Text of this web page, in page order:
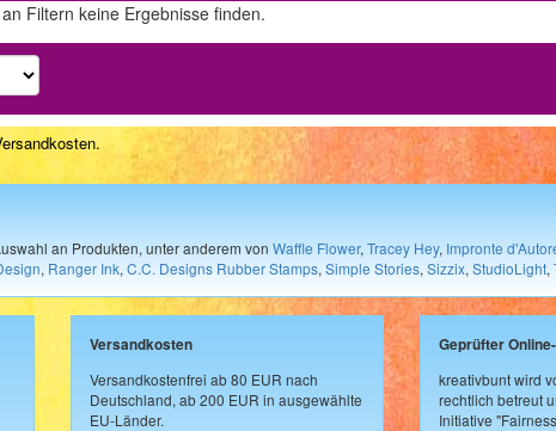
Filtern keine Ergebnisse finden.
.
an Produkten, unter anderem von Waffle Flower, Tracey Hey, Impronte
, Ranger Ink, C.C. Designs Rubber Stamps, Simple Stories, Sizzix, StudioLight,
Versandkosten
Versandkostenfrei ab 80 EUR nach
Deutschland, ab 200 EUR in ausgewählte
EU-Länder.
Geprüfter
kreativbunt wird
rechtlich betreut
Initiative